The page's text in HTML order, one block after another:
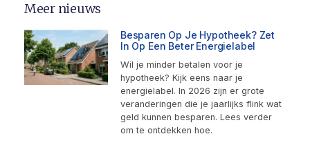
Meer nieuws
Besparen Op Je Hypotheek? Zet
In Op Een Beter Energielabel
Wil je minder betalen voor je
hypotheek? Kijk eens naar je
energielabel. In 2026 zijn er grote
veranderingen die je jaarlijks flink wat
geld kunnen besparen. Lees verder
om te ontdekken hoe.